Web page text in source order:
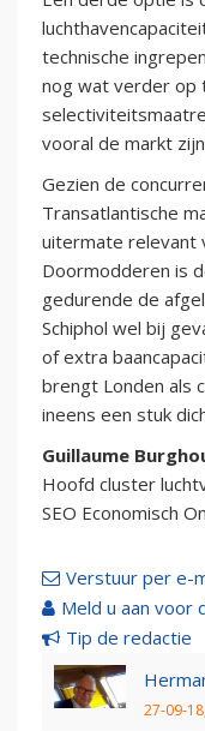
technische
nog wat verder op
vooral de markt
Gezien de
Transatlantische
uitermate relevant
Doormodderen is
gedurende de
Schiphol wel bij
of extra
brengt Londen als
ineens een stuk
Guillaume
Hoofd cluster
SEO Economisch
Verstuur per e-
Meld u aan voor
Tip de redactie
27-09-